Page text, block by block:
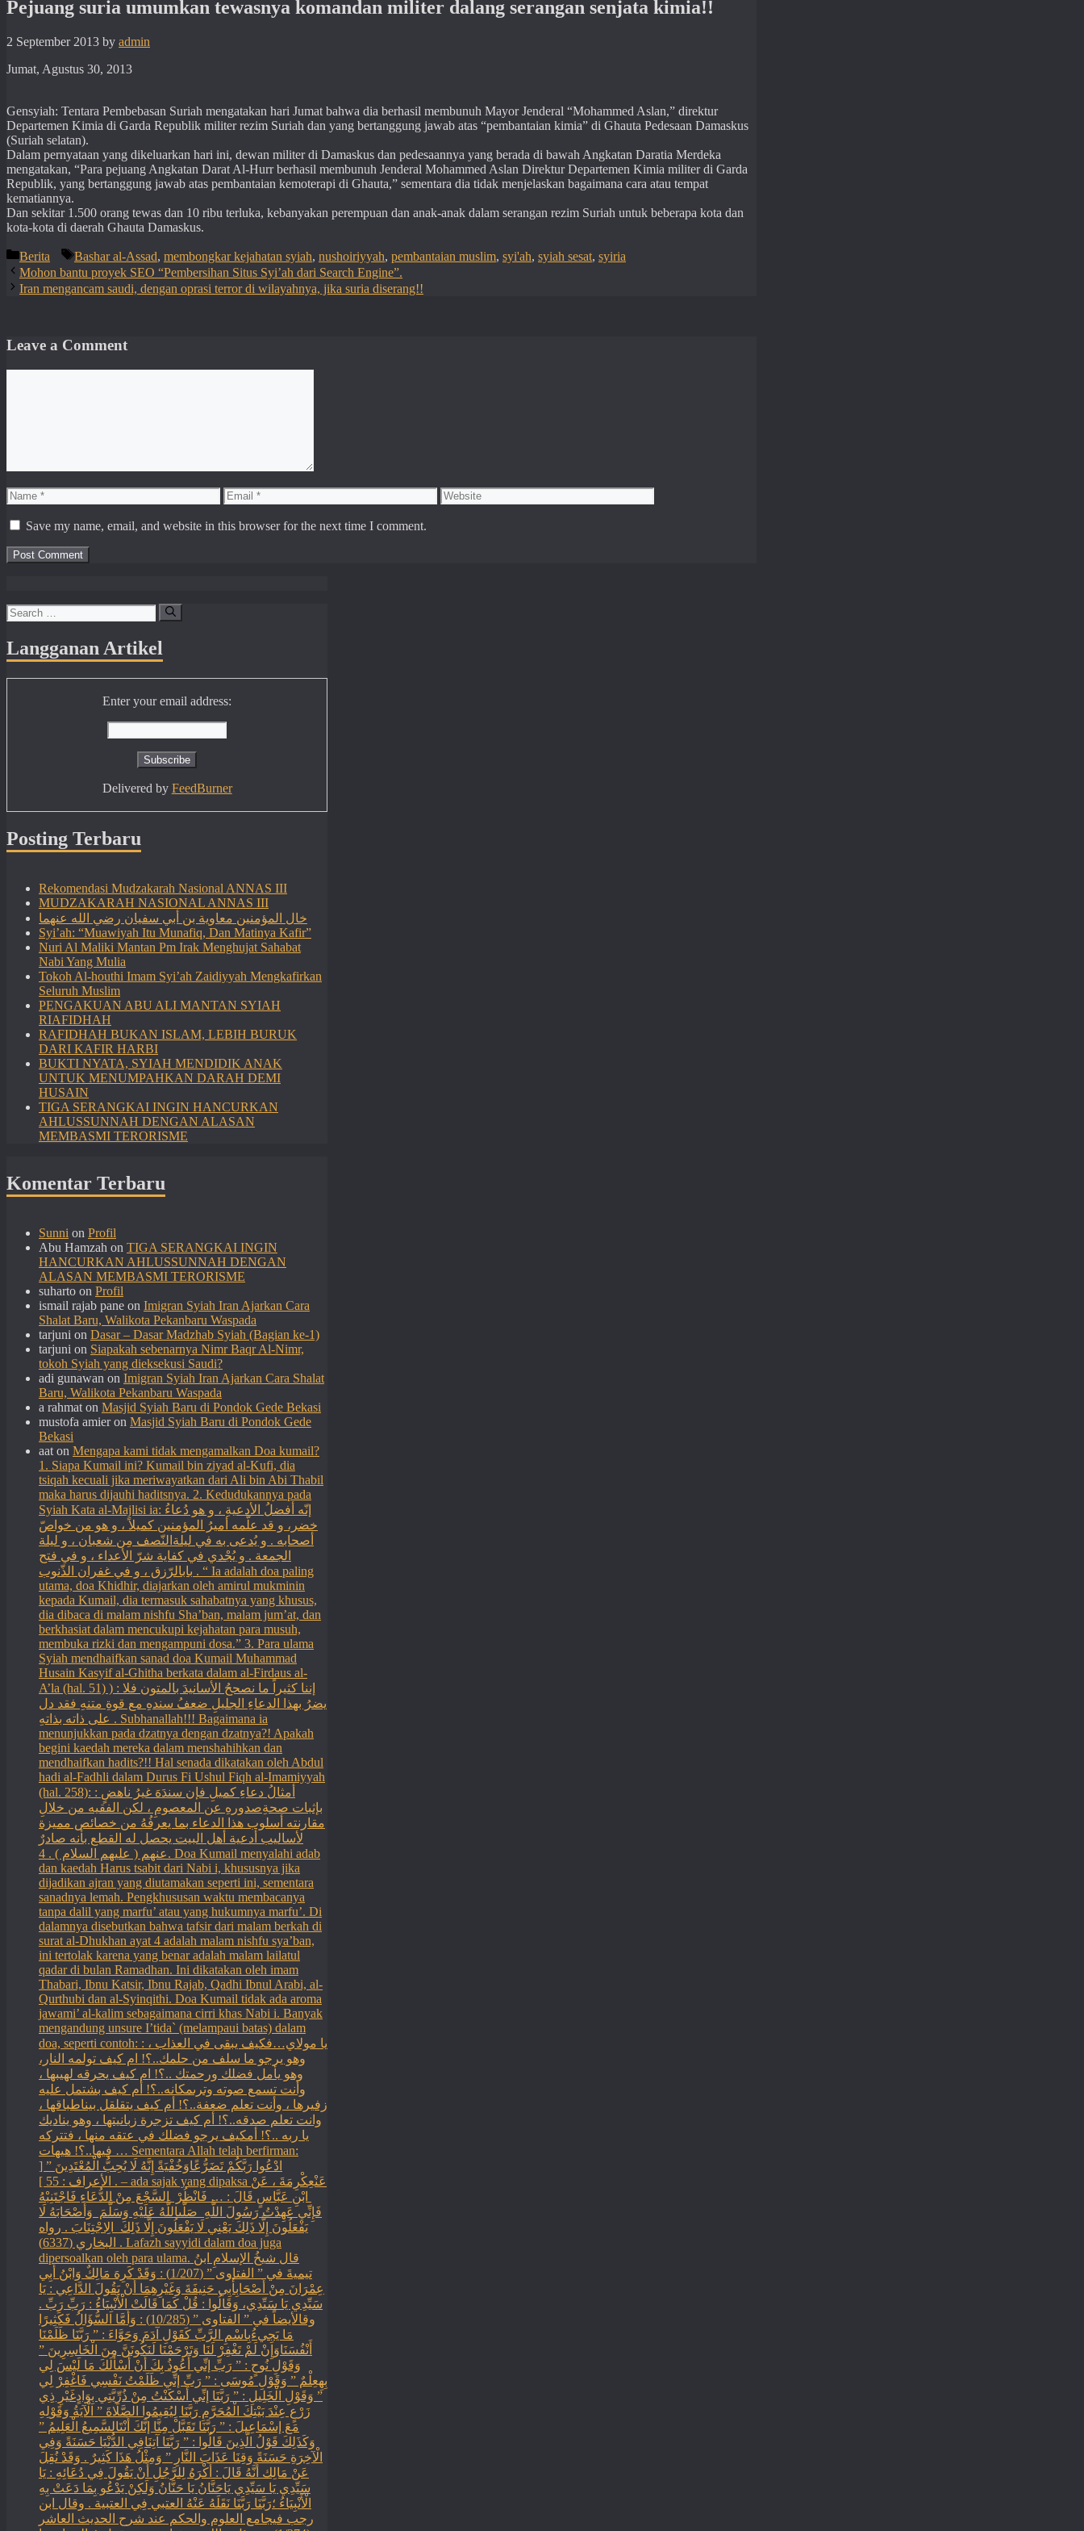
Pejuang suria umumkan tewasnya komandan militer dalang serangan senjata kimia!!
2 September 2013 by admin
Jumat, Agustus 30, 2013
Gensyiah: Tentara Pembebasan Suriah mengatakan hari Jumat bahwa dia berhasil membunuh Mayor Jenderal “Mohammed Aslan,” direktur
Departemen Kimia di Garda Republik militer rezim Suriah dan yang bertanggung jawab atas “pembantaian kimia” di Ghauta Pedesaan Damaskus
(Suriah selatan).
Dalam pernyataan yang dikeluarkan hari ini, dewan militer di Damaskus dan pedesaannya yang berada di bawah Angkatan Daratia Merdeka
mengatakan, “Para pejuang Angkatan Darat Al-Hurr berhasil membunuh Jenderal Mohammed Aslan Direktur Departemen Kimia militer di Garda
Republik, yang bertanggung jawab atas pembantaian kemoterapi di Ghauta,” sementara dia tidak menjelaskan bagaimana cara atau tempat
kematiannya.
Dan sekitar 1.500 orang tewas dan 10 ribu terluka, kebanyakan perempuan dan anak-anak dalam serangan rezim Suriah untuk beberapa kota dan
kota-kota di daerah Ghauta Damaskus.
Categories
Berita Tags
Bashar al-Assad, membongkar kejahatan syiah, nushoiriyyah, pembantaian muslim, syi'ah, syiah sesat, syiria
Mohon bantu proyek SEO “Pembersihan Situs Syi’ah dari Search Engine”.
Iran mengancam saudi, dengan oprasi terror di wilayahnya, jika suria diserang!!
Leave a Comment
Name Email Website
Save my name, email, and website in this browser for the next time I comment.
Search
for:
Langganan Artikel
Enter your email address:
Delivered by FeedBurner
Posting Terbaru
Rekomendasi Mudzakarah Nasional ANNAS III
MUDZAKARAH NASIONAL ANNAS III
خال المؤمنين معاوية بن أبي سفيان رضي الله عنهما
Syi’ah: “Muawiyah Itu Munafiq, Dan Matinya Kafir”
Nuri Al Maliki Mantan Pm Irak Menghujat Sahabat
Nabi Yang Mulia
Tokoh Al-houthi Imam Syi’ah Zaidiyyah Mengkafirkan
Seluruh Muslim
PENGAKUAN ABU ALI MANTAN SYIAH
RIAFIDHAH
RAFIDHAH BUKAN ISLAM, LEBIH BURUK
DARI KAFIR HARBI
BUKTI NYATA, SYIAH MENDIDIK ANAK
UNTUK MENUMPAHKAN DARAH DEMI
HUSAIN
TIGA SERANGKAI INGIN HANCURKAN
AHLUSSUNNAH DENGAN ALASAN
MEMBASMI TERORISME
Komentar Terbaru
Sunni on Profil
Abu Hamzah on TIGA SERANGKAI INGIN
HANCURKAN AHLUSSUNNAH DENGAN
ALASAN MEMBASMI TERORISME
suharto on Profil
ismail rajab pane on Imigran Syiah Iran Ajarkan Cara
Shalat Baru, Walikota Pekanbaru Waspada
tarjuni on Dasar – Dasar Madzhab Syiah (Bagian ke-1)
tarjuni on Siapakah sebenarnya Nimr Baqr Al-Nimr,
tokoh Syiah yang dieksekusi Saudi?
adi gunawan on Imigran Syiah Iran Ajarkan Cara Shalat
Baru, Walikota Pekanbaru Waspada
a rahmat on Masjid Syiah Baru di Pondok Gede Bekasi
mustofa amieron Masjid Syiah Baru di Pondok Gede
Bekasi
aat on Mengapa kami tidak mengamalkan Doa kumail?
1. Siapa Kumail ini? Kumail bin ziyad al-Kufi, dia
tsiqah kecuali jika meriwayatkan dari Ali bin Abi Thabil
maka harus dijauhi haditsnya. 2. Kedudukannya pada
Syiah Kata al-Majlisi ia: إنّه أفضلُ الأدعيةِ ، و هو دُعاءُ
خضر، و قد علّمه أميرُ المؤمنين كميلاً ، و هو من خواصّ
أصحابه . و يُدعى به في ليلةالنّصف مِن شعبان ، و ليلة
الجمعة . و يُجْدي في كفاية شرّ الأعداء ، و في فتح
بابالرّزق ، و في غفران الذّنوب . “ Ia adalah doa paling
utama, doa Khidhir, diajarkan oleh amirul mukminin
kepada Kumail, dia termasuk sahabatnya yang khusus,
dia dibaca di malam nishfu Sha’ban, malam jum’at, dan
berkhasiat dalam mencukupi kejahatan para musuh,
membuka rizki dan mengampuni dosa.” 3. Para ulama
Syiah mendhaifkan sanad doa Kumail Muhammad
Husain Kasyif al-Ghitha berkata dalam al-Firdaus al-
A’la (hal. 51) ) : إننا كثيراً ما نصححُ الأسانيدَ بالمتون فلا
يضرُ بهذا الدعاءِ الجليلِ ضعفُ سندهِ مع قوةِ متنهِ فقد دل
على ذاته بذاتهِ . Subhanallah!!! Bagaimana ia
menunjukkan pada dzatnya dengan dzatnya?! Apakah
begini kaedah mereka dalam menshahihkan dan
mendhaifkan hadits?!! Hal senada dikatakan oleh Abdul
hadi al-Fadhli dalam Durus Fi Ushul Fiqh al-Imamiyyah
(hal. 258): : أمثالُ دعاءِ كميلِ فإن سندَهَ غيرُ ناهضٍ
بإثبات صحةِصدورهِ عن المعصومِ ، لكن الفقيه من خلالِ
مقارنته أسلوب هذا الدعاء بما يعرفُهُ من خصائص مميزة
لأساليب أدعية أهل البيت يحصل له القطع بأنه صادرٌ
عنهم ( عليهم السلام ) . 4. Doa Kumail menyalahi adab
dan kaedah Harus tsabit dari Nabi i, khususnya jika
dijadikan ajran yang diutamakan seperti ini, sementara
sanadnya lemah. Pengkhususan waktu membacanya
tanpa dalil yang marfu’ atau yang hukumnya marfu’. Di
dalamnya disebutkan bahwa tafsir dari malam berkah di
surat al-Dhukhan ayat 4 adalah malam nishfu sya’ban,
ini tertolak karena yang benar adalah malam lailatul
qadar di bulan Ramadhan. Ini dikatakan oleh imam
Thabari, Ibnu Katsir, Ibnu Rajab, Qadhi Ibnul Arabi, al-
Qurthubi dan al-Syinqithi. Doa Kumail tidak ada aroma
jawami’ al-kalim sebagaimana cirri khas Nabi i. Banyak
mengandung unsure I’tida` (melampaui batas) dalam
doa, seperti contoh: : يا مولاي…فكيف يبقى في العذاب ،
وهو يرجو ما سلف من حلمك..؟! ام كيف تولمه النار،
وهو يأمل فضلك ورحمتك ..؟! ام كيف يحرقه لهيبها ،
وأنت تسمع صوته وترىمكانه..؟! أم كيف بشتمل عليه
زفيرها ، وأنت تعلم ضعفة..؟! أم كيف يتقلقل بيناطباقها ،
وانت تعلم صدقه..؟! أم كيف تزجرة زبانيتها ، وهو يناديك
يا ربه ..؟! أمكيف يرجو فضلك في عتقه منها ، فتتركه
فيها..؟! هيهات … Sementara Allah telah berfirman:
ادْعُوا رَبَّكُمْ تَضَرُّعًاوَخُفْيَةً إِنَّهُ لَا يُحِبُّ الْمُعْتَدِينَ ” [
الأعراف : 55 ] . – ada sajak yang dipaksa ‏عَنْ‏‏عِكْرِمَةَ ‏، ‏عَنْ
‏ ‏ابْنِ عَبَّاسٍ ‏‏قَالَ : … فَانْظُرْ ‏‏ السَّجْعَ ‏‏مِنْ الدُّعَاءِ فَاجْتَنِبْهُ
فَإِنِّي عَهِدْتُ رَسُولَ اللَّهِ ‏ ‏صَلَّىاللَّهُ عَلَيْهِ وَسَلَّمَ ‏ ‏وَأَصْحَابَهُ لَا
يَفْعَلُونَ إِلَّا ذَلِكَ ‏‏يَعْنِي لَا يَفْعَلُونَ إِلَّا ذَلِكَ ‏ ‏الِاجْتِنَابَ . رواه
البخاري (6337) . Lafazh sayyidi dalam doa juga
dipersoalkan oleh para ulama. قال شيخُ الإسلامِ ابنُ
تيميةَ في ” الفتاوى ” (1/207) : وَقَدْ كَرِهَ مَالِكٌ وَابْنُ أَبِي
عِمْرَانَ مِنْ أَصْحَابِأَبِي حَنِيفَةَ وَغَيْرِهِمَا أَنْ يَقُولَ الدَّاعِي : يَا
سَيِّدِي يَا سَيِّدِي، وَقَالُوا : قُلْ كَمَا قَالَتْ الْأَنْبِيَاءُ : رَبِّ رَبِّ .
وقالأيضاً في ” الفتاوى ” (10/285) : وَأَمَّا السُّؤَالُ فَكَثِيرًا
مَا يَجِيءُبِاسْمِ الرَّبِّ كَقَوْلِ آدَمَ وَحَوَّاءَ : ” رَبَّنَا ظَلَمْنَا
أَنْفُسَنَاوَإِنْ لَمْ تَغْفِرْ لَنَا وَتَرْحَمْنَا لَنَكُونَنَّ مِنَ الْخَاسِرِينَ ”
وَقَوْلِ نُوحٍ : ” رَبِّ إنِّي أَعُوذُ بِكَ أَنْ أَسْأَلَكَ مَا لَيْسَ لِي
بِهِعِلْمٌ ” وَقَوْلِ مُوسَى : ” رَبِّ إنِّي ظَلَمْتُ نَفْسِي فَاغْفِرْ لِي
” وَقَوْلِ الْخَلِيلِ : ” رَبَّنَا إنِّي أَسْكَنْتُ مِنْ ذُرِّيَّتِي بِوَادٍغَيْرِ ذِي
زَرْعٍ عِنْدَ بَيْتِكَ الْمُحَرَّمِ رَبَّنَا لِيُقِيمُوا الصَّلَاةَ ” الْآيَةُ وَقَوْلِهِ
مَعَ إسْمَاعِيلَ : ” رَبَّنَا تَقَبَّلْ مِنَّا إنَّكَ أَنْتَالسَّمِيعُ الْعَلِيمُ ”
وَكَذَلِكَ قَوْلُ الَّذِينَ قَالُوا : ” رَبَّنَا آتِنَافِي الدُّنْيَا حَسَنَةً وَفِي
الْآخِرَةِ حَسَنَةً وَقِنَا عَذَابَ النَّارِ ” وَمِثْلُ هَذَا كَثِيرٌ . وَقَدْ نُقِلَ
عَنْ مَالِك أَنَّهُ قَالَ : أَكْرَهُ لِلرَّجُلِ أَنْ يَقُولَ فِي دُعَائِهِ : يَا
سَيِّدِي يَا سَيِّدِي يَاحَنَّانُ يَا حَنَّانُ وَلَكِنْ يَدْعُو بِمَا دَعَتْ بِهِ
الْأَنْبِيَاءُ ؛رَبَّنَا رَبَّنَا نَقَلَهُ عَنْهُ العتبي فِي العتبية . وقال ابن
رجب فيجامع العلوم والحكم عند شرح الحديث العاشر